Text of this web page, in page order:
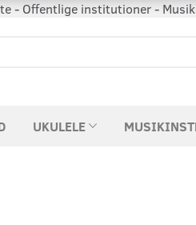
institutioner -
UKULELE